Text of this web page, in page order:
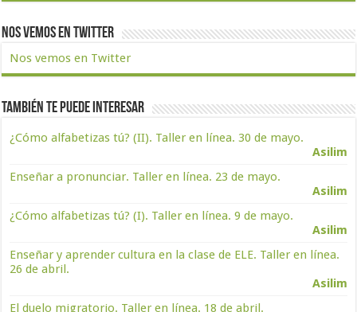
Nos vemos en Twitter
Nos vemos en Twitter
También te puede interesar
¿Cómo alfabetizas tú? (II). Taller en línea. 30 de mayo.
Asilim
Enseñar a pronunciar. Taller en línea. 23 de mayo.
Asilim
¿Cómo alfabetizas tú? (I). Taller en línea. 9 de mayo.
Asilim
Enseñar y aprender cultura en la clase de ELE. Taller en línea.
26 de abril.
Asilim
El duelo migratorio. Taller en línea. 18 de abril.